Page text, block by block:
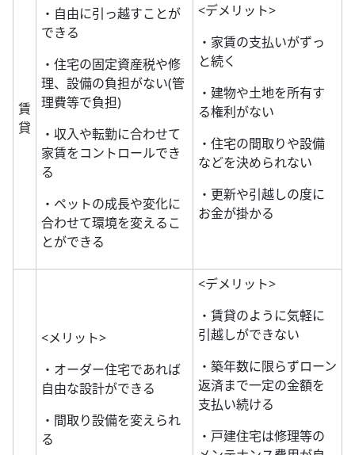
賃
貸
・自由に引っ越すことが
できる
・住宅の固定資産税や修
理、設備の負担がない(管
理費等で負担)
・収入や転勤に合わせて
家賃をコントロールでき
る
・ペットの成長や変化に
合わせて環境を変えるこ
とができる
<デメリット>
・家賃の支払いがずっ
と続く
・建物や土地を所有す
る権利がない
・住宅の間取りや設備
などを決められない
・更新や引越しの度に
お金が掛かる
<メリット>
・オーダー住宅であれば
自由な設計ができる
・間取り設備を変えられ
る
<デメリット>
・賃貸のように気軽に
引越しができない
・築年数に限らずローン
返済まで一定の金額を
支払い続ける
・戸建住宅は修理等の